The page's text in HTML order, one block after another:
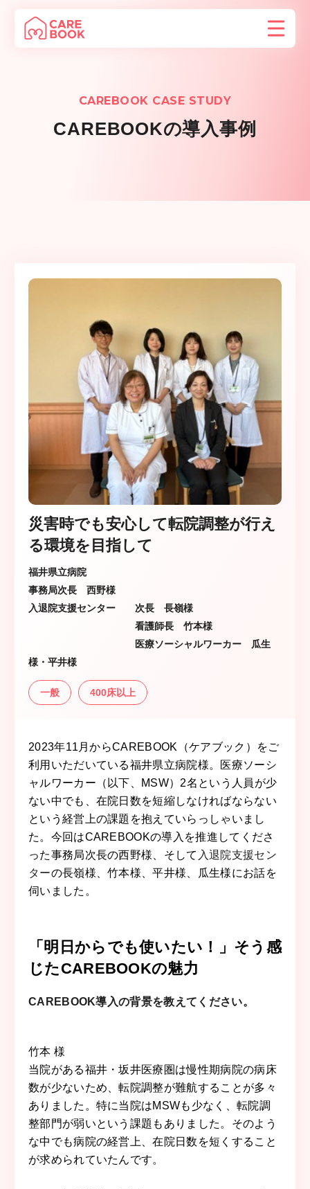
CAREBOOK CASE STUDY
CAREBOOKの導入事例
災害時でも安心して転院調整が行え
る環境を目指して
福井県立病院
事務局次長 西野様
入退院支援センター 次長 長嶺様
看護師長 竹本様
医療ソーシャルワーカー 瓜生
様・平井様
一般 400床以上
2023年11月からCAREBOOK（ケアブック）をご
利用いただいている福井県立病院様。医療ソーシ
ャルワーカー（以下、MSW）2名という人員が少
ない中でも、在院日数を短縮しなければならない
という経営上の課題を抱えていらっしゃいまし
た。今回はCAREBOOKの導入を推進してくださ
った事務局次長の西野様、そして 入退院支援セン
ターの長嶺様、竹本様、平井様、瓜生様にお話を
伺いました。
「明日からでも使いたい！」そう感
じたCAREBOOKの魅力
CAREBOOK導入の背景を教えてください。
竹本 様
当院がある福井・坂井医療圏は慢性期病院の病床
数が少ないため、転院調整が難航することが多々
ありました。特に当院はMSWも少なく、転院調
整部門が弱いという課題もありました。そのよう
な中でも病院の経営上、在院日数を短くすること
が求められていたんです。